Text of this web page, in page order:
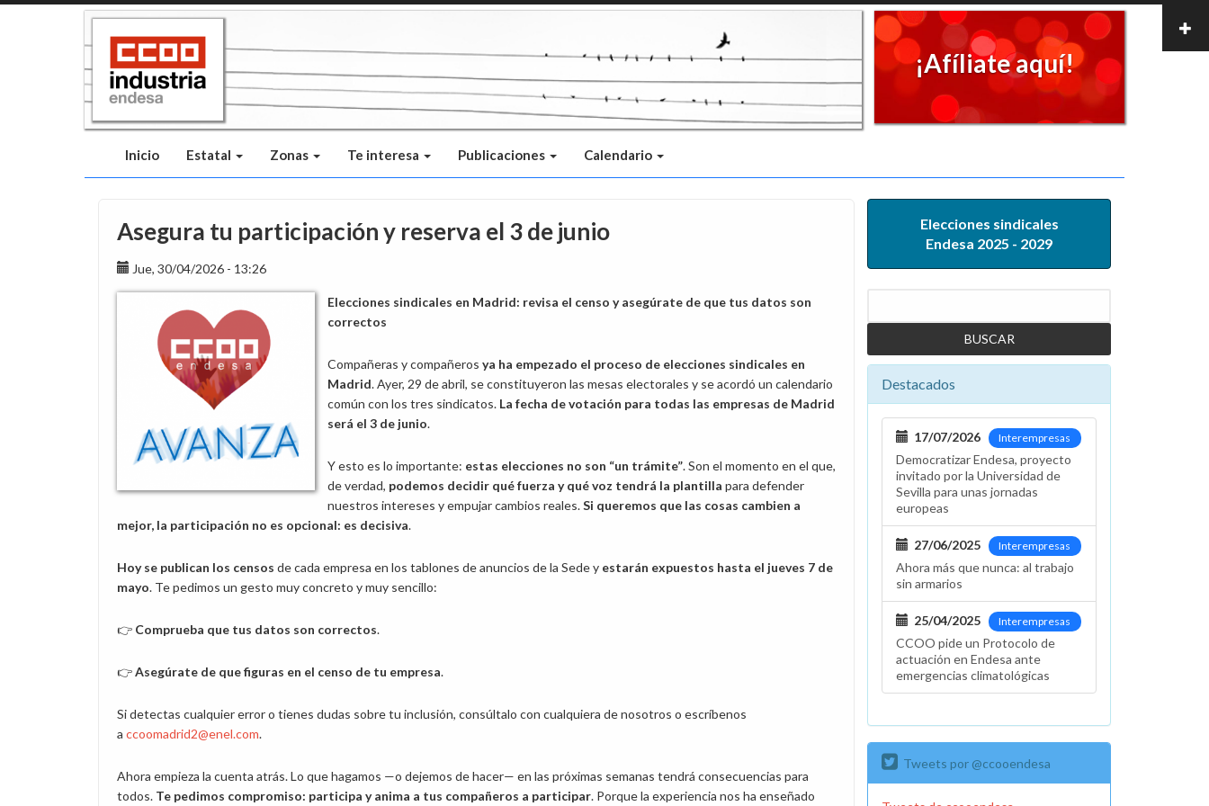
¡Afíliate aquí!
Inicio Estatal Zonas Te interesa Publicaciones Calendario
Asegura tu participación y reserva el 3 de junio
Jue, 30/04/2026 - 13:26
Elecciones sindicales en Madrid: revisa el censo y asegúrate de que tus datos son
correctos
Compañeras y compañeros ya ha empezado el proceso de elecciones sindicales en
Madrid. Ayer, 29 de abril, se constituyeron las mesas electorales y se acordó un calendario
común con los tres sindicatos. La fecha de votación para todas las empresas de Madrid
será el 3 de junio.
Y esto es lo importante: estas elecciones no son “un trámite”. Son el momento en el que,
de verdad, podemos decidir qué fuerza y qué voz tendrá la plantilla para defender
nuestros intereses y empujar cambios reales.Si queremos que las cosas cambien a
mejor, la participación no es opcional: es decisiva.
Hoy se publican los censos de cada empresa en los tablones de anuncios de la Sede y estarán expuestos hasta el jueves 7 de
mayo. Te pedimos un gesto muy concreto y muy sencillo:
👉 Comprueba que tus datos son correctos.
👉Asegúrate de que figuras en el censo de tu empresa.
Si detectas cualquier error o tienes dudas sobre tu inclusión, consúltalo con cualquiera de nosotros o escríbenos
a ccoomadrid2@enel.com.
Ahora empieza la cuenta atrás. Lo que hagamos —o dejemos de hacer— en las próximas semanas tendrá consecuencias para
todos. Te pedimos compromiso: participa y anima a tus compañeros a participar. Porque la experiencia nos ha enseñado
Elecciones sindicales
Endesa 2025 - 2029
Destacados
Interempresas
17/07/2026
Democratizar Endesa, proyecto
invitado por la Universidad de
Sevilla para unas jornadas
europeas
Interempresas
27/06/2025
Ahora más que nunca: al trabajo
sin armarios
Interempresas
25/04/2025
CCOO pide un Protocolo de
actuación en Endesa ante
emergencias climatológicas
Tweets por @ccooendesa